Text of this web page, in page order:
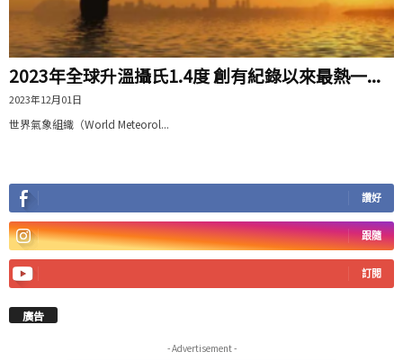
2023年全球升溫攝氏1.4度 創有紀錄以來最熱一...
2023年12月01日
世界氣象組織（World Meteorol...
讚好
跟隨
訂閱
廣告
- Advertisement -